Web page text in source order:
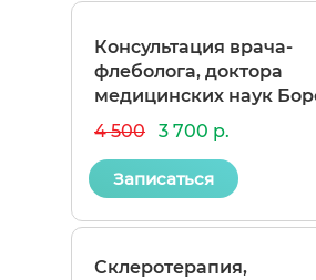
Консультация врача-
флеболога, доктора
медицинских наук
4 500
3 700 р.
Записаться
Склеротерапия,